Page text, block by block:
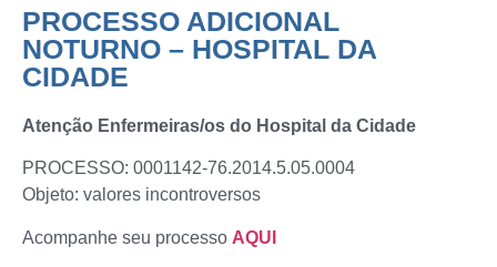
PROCESSO ADICIONAL
NOTURNO – HOSPITAL DA
CIDADE
Atenção Enfermeiras/os do Hospital da Cidade
PROCESSO: 0001142-76.2014.5.05.0004
Objeto: valores incontroversos
Acompanhe seu processo AQUI